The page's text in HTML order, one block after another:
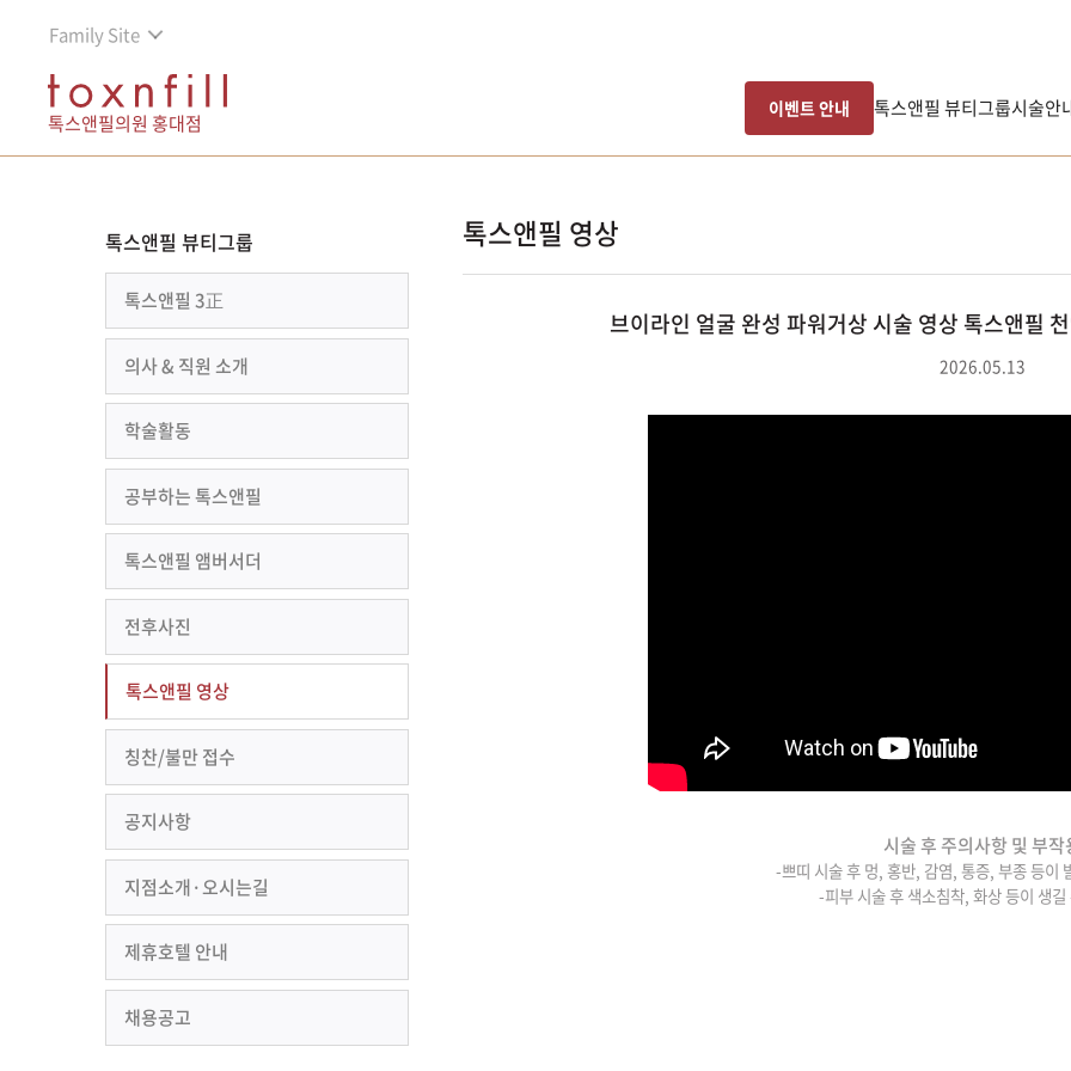
Family Site
톡스앤필의원 홍대점
이벤트 안내 톡스앤필 뷰티그룹시술안
톡스앤필 뷰티그룹
톡스앤필 3正
의사 & 직원 소개
학술활동
공부하는 톡스앤필
톡스앤필 앰버서더
전후사진
톡스앤필 영상
칭찬/불만 접수
공지사항
지점소개·오시는길
제휴호텔 안내
채용공고
톡스앤필 영상
브이라인 얼굴 완성 파워거상 시술 영상 톡스앤필
2026.05.13
시술 후 주의사항 및 부작
-쁘띠 시술 후 멍, 홍반, 감염, 통증, 부종 등이
-피부 시술 후 색소침착, 화상 등이 생